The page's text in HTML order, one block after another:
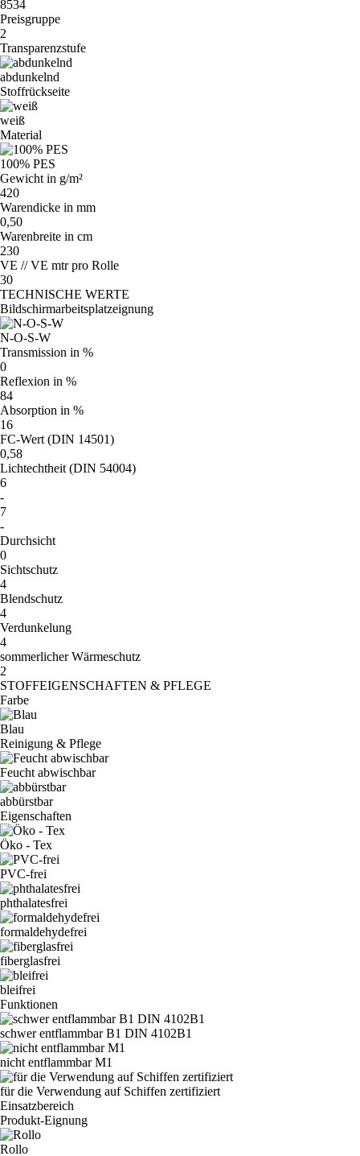
8534
Preisgruppe
2
Transparenzstufe
abdunkelnd
Stoffrückseite
weiß
Material
100% PES
Gewicht in g/m²
420
Warendicke in mm
0,50
Warenbreite in cm
230
VE // VE mtr pro Rolle
30
TECHNISCHE WERTE
Bildschirmarbeitsplatzeignung
N-O-S-W
Transmission in %
0
Reflexion in %
84
Absorption in %
16
FC-Wert (DIN 14501)
0,58
Lichtechtheit (DIN 54004)
6
-
7
-
Durchsicht
0
Sichtschutz
4
Blendschutz
4
Verdunkelung
4
sommerlicher Wärmeschutz
2
STOFFEIGENSCHAFTEN & PFLEGE
Farbe
Blau
Reinigung & Pflege
Feucht abwischbar
abbürstbar
Eigenschaften
Öko - Tex
PVC-frei
phthalatesfrei
formaldehydefrei
fiberglasfrei
bleifrei
Funktionen
schwer entflammbar B1 DIN 4102B1
nicht entflammbar M1
für die Verwendung auf Schiffen zertifiziert
Einsatzbereich
Produkt-Eignung
Rollo